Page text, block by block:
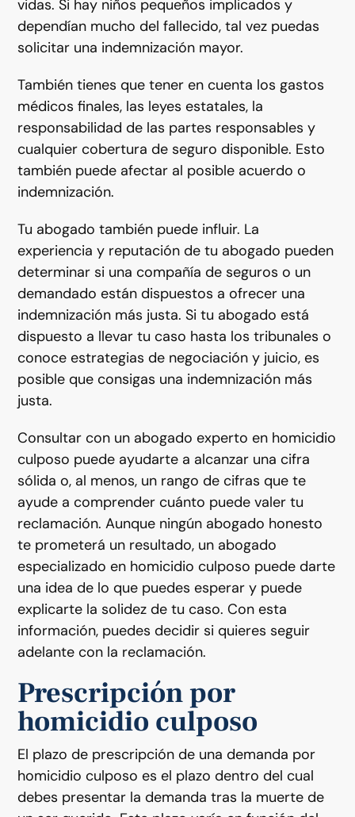
vidas. Si hay niños pequeños implicados y
dependían mucho del fallecido, tal vez puedas
solicitar una indemnización mayor.
También tienes que tener en cuenta los gastos
médicos finales, las leyes estatales, la
responsabilidad de las partes responsables y
cualquier cobertura de seguro disponible. Esto
también puede afectar al posible acuerdo o
indemnización.
Tu abogado también puede influir. La
experiencia y reputación de tu abogado pueden
determinar si una compañía de seguros o un
demandado están dispuestos a ofrecer una
indemnización más justa. Si tu abogado está
dispuesto a llevar tu caso hasta los tribunales o
conoce estrategias de negociación y juicio, es
posible que consigas una indemnización más
justa.
Consultar con un abogado experto en homicidio
culposo puede ayudarte a alcanzar una cifra
sólida o, al menos, un rango de cifras que te
ayude a comprender cuánto puede valer tu
reclamación. Aunque ningún abogado honesto
te prometerá un resultado, un abogado
especializado en homicidio culposo puede darte
una idea de lo que puedes esperar y puede
explicarte la solidez de tu caso. Con esta
información, puedes decidir si quieres seguir
adelante con la reclamación.
Prescripción por
homicidio culposo
El plazo de prescripción de una demanda por
homicidio culposo es el plazo dentro del cual
debes presentar la demanda tras la muerte de